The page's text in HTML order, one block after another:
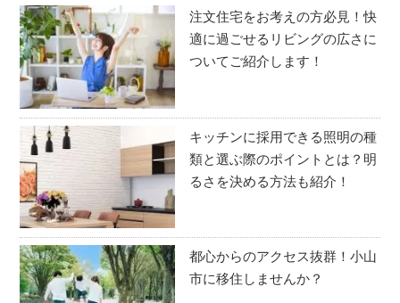
注文住宅をお考えの方必見！快
適に過ごせるリビングの広さに
ついてご紹介します！
キッチンに採用できる照明の種
類と選ぶ際のポイントとは？明
るさを決める方法も紹介！
都心からのアクセス抜群！小山
市に移住しませんか？